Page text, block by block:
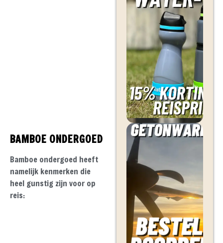
BAMBOE ONDERGOED
Bamboe ondergoed heeft
namelijk kenmerken die
heel gunstig zijn voor op
reis: